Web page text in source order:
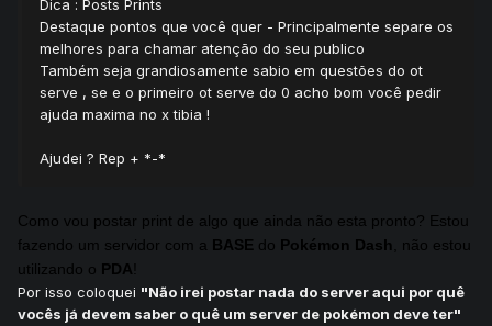
Dica : Posts Prints
Destaque pontos que você quer - Principalmente separe os
melhores para chamar atenção do seu publico
Também seja grandiosamente sabio em questões do ot
serve , se e o primeiro ot serve do 0 acho bom você pedir
ajuda maxima no x tibia !
Ajudei ? Rep + *-*
Como vou postar print de algo que ainda não esta pronto? Estou
fazendo um servidor com a BASE do Pokémon Dash
, não estou
utilizando o PDA
Por isso coloquei "Não irei postar nada do server aqui por quê
vocês já devem saber o quê um server de pokémon deve ter"